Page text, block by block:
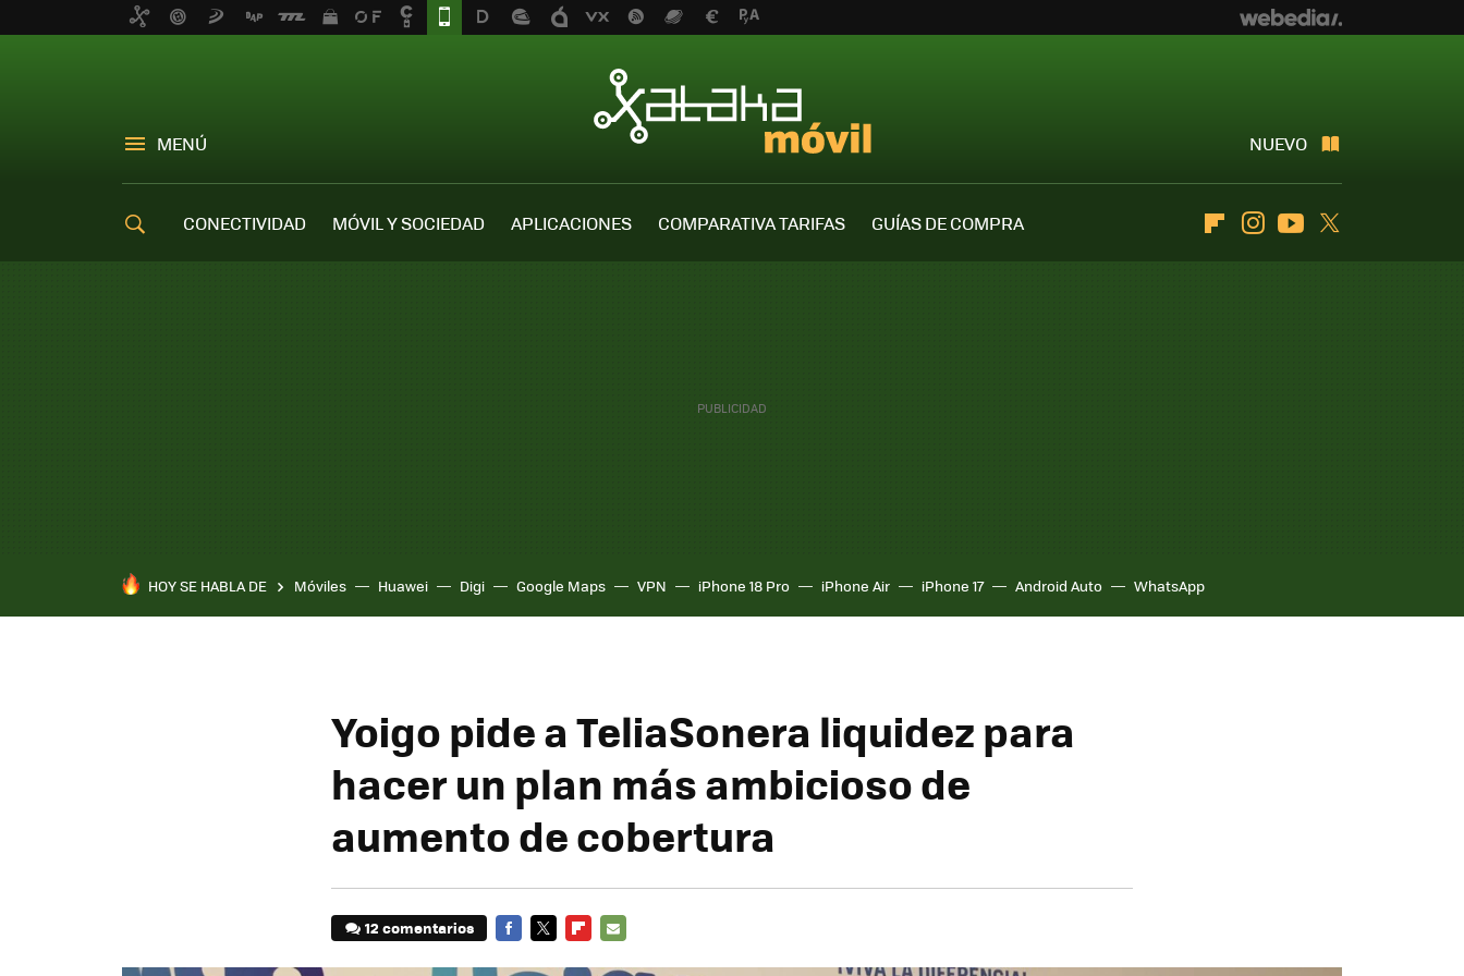
MENÚ NUEVO
CONECTIVIDAD MÓVIL Y SOCIEDAD APLICACIONES COMPARATIVA TARIFAS
GUÍAS DE COMPRA
FlipboardInstagramYoutube
HOY SE HABLA DE Móviles Huawei Digi Google Maps VPN iPhone 18 Pro iPhone Air iPhone 17 Android Auto WhatsApp
Yoigo pide a TeliaSonera liquidez para
hacer un plan más ambicioso de
aumento de cobertura
12 comentarios